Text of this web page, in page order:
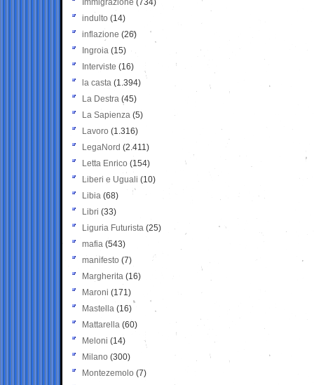
Immigrazione (734)
indulto (14)
inflazione (26)
Ingroia (15)
Interviste (16)
la casta (1.394)
La Destra (45)
La Sapienza (5)
Lavoro (1.316)
LegaNord (2.411)
Letta Enrico (154)
Liberi e Uguali (10)
Libia (68)
Libri (33)
Liguria Futurista (25)
mafia (543)
manifesto (7)
Margherita (16)
Maroni (171)
Mastella (16)
Mattarella (60)
Meloni (14)
Milano (300)
Montezemolo (7)